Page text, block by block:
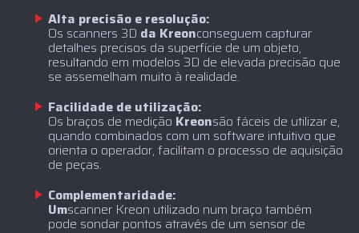
Alta precisão e resolução:
‍Os scanners 3D da Kreonconseguem capturar
detalhes precisos da superfície de um objeto,
resultando em modelos 3D de elevada precisão que
se assemelham muito à realidade.
Facilidade de utilização:
‍Os braços de medição Kreonsão fáceis de utilizar e,
quando combinados com um software intuitivo que
orienta o operador, facilitam o processo de aquisição
de peças.
Complementaridade:
‍Umscanner Kreon utilizado num braço também
pode sondar pontos através de um sensor de